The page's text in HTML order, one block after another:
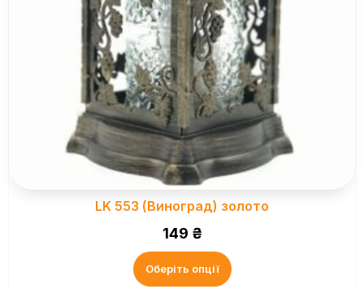
LK 553 (Виноград) золото
149 ₴
Оберіть опції